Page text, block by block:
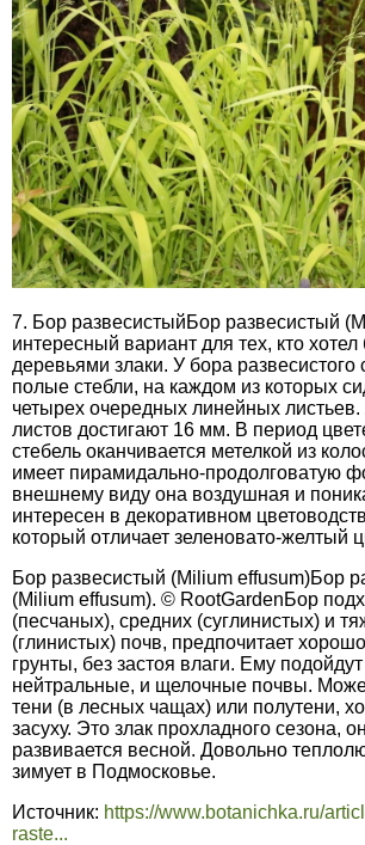
7. Бор развесистыйБор развесистый
интересный вариант для тех, кто
деревьями злаки. У бора развесистого
полые стебли, на каждом из которых
четырех очередных линейных листьев.
листов достигают 16 мм. В период
стебель оканчивается метелкой из
имеет пирамидально-продолговатую
внешнему виду она воздушная и
интересен в декоративном
который отличает зеленовато-желтый
Бор развесистый (Milium effusum)Бор
(Milium effusum). © RootGardenБор
(песчаных), средних (суглинистых) и
(глинистых) почв, предпочитает
грунты, без застоя влаги. Ему
нейтральные, и щелочные почвы.
тени (в лесных чащах) или полутени,
засуху. Это злак прохладного сезона,
развивается весной. Довольно
зимует в Подмосковье.
Источник: https://www.botanichka.ru/
raste...